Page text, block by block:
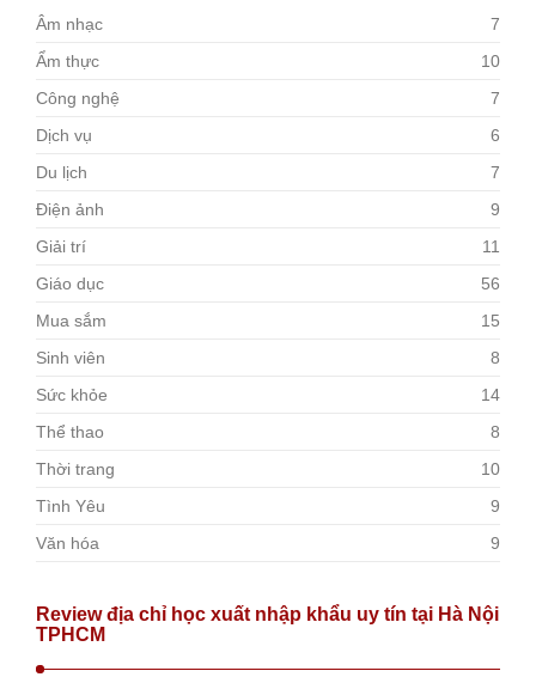
Âm nhạc
7
Ẩm thực
10
Công nghệ
7
Dịch vụ
6
Du lịch
7
Điện ảnh
9
Giải trí
11
Giáo dục
56
Mua sắm
15
Sinh viên
8
Sức khỏe
14
Thể thao
8
Thời trang
10
Tình Yêu
9
Văn hóa
9
Review địa chỉ học xuất nhập khẩu uy tín tại Hà Nội
TPHCM